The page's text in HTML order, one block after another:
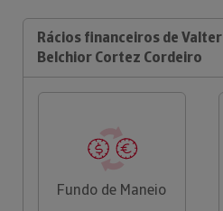
Rácios financeiros de Valter
Belchior Cortez Cordeiro
Fundo de Maneio